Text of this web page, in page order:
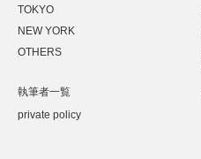
TOKYO
NEW YORK
OTHERS
執筆者一覧
private policy